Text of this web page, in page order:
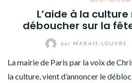
L’aide à la
déboucher sur la
par MARAIS-LOUVRE
La mairie de Paris par la voix de
la culture, vient d’annoncer le